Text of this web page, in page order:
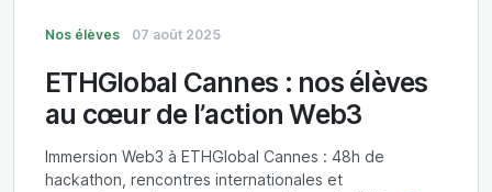
Nos élèves 07 août 2025
ETHGlobal Cannes : nos élèves
au cœur de l’action Web3
Immersion Web3 à ETHGlobal Cannes : 48h de
hackathon, rencontres internationales et